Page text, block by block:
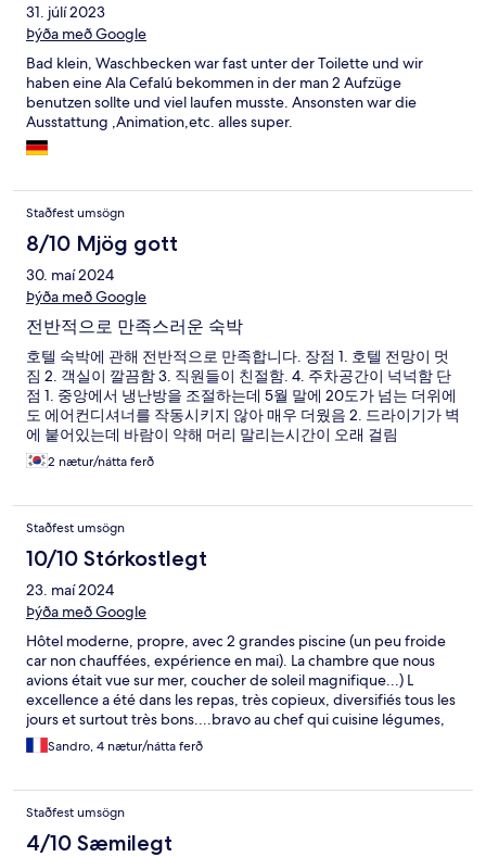
31. júlí 2023
Þýða með Google
Bad klein, Waschbecken war fast unter der Toilette und wir
haben eine Ala Cefalú bekommen in der man 2 Aufzüge
benutzen sollte und viel laufen musste. Ansonsten war die
Ausstattung ,Animation,etc. alles super.
Staðfest umsögn
8/10 Mjög gott
30. maí 2024
Þýða með Google
전반적으로 만족스러운 숙박
호텔 숙박에 관해 전반적으로 만족합니다. 장점 1. 호텔 전망이 멋
짐 2. 객실이 깔끔함 3. 직원들이 친절함. 4. 주차공간이 넉넉함 단
점 1. 중앙에서 냉난방을 조절하는데 5월 말에 20도가 넘는 더위에
도 에어컨디셔너를 작동시키지 않아 매우 더웠음 2. 드라이기가 벽
에 붙어있는데 바람이 약해 머리 말리는시간이 오래 걸림
2 nætur/nátta ferð
Staðfest umsögn
10/10 Stórkostlegt
23. maí 2024
Þýða með Google
Hôtel moderne, propre, avec 2 grandes piscine (un peu froide
car non chauffées, expérience en mai). La chambre que nous
avions était vue sur mer, coucher de soleil magnifique...) L
excellence a été dans les repas, très copieux, diversifiés tous les
jours et surtout très bons....bravo au chef qui cuisine légumes,
pâtes, viandes, poissons, minestrone, bruscetta...gâteaux
maison, tiramisu aussi bien que dans un restaurant... Le seul
cefalu...utilisation des navettes obligatoire. Personnellement
nous avions loué une voiture ce qui est le meilleur choix pour
visiter les environs et garder une certaine indépendance.
Sandro, 4 nætur/nátta ferð
Staðfest umsögn
4/10 Sæmilegt